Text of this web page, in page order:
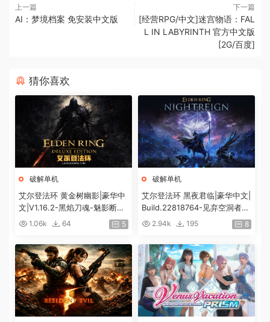
上一篇
AI：梦境档案 免安装中文版
下一篇
[经营RPG/中文]迷宫物语：FAL
L IN LABYRINTH 官方中文版
[2G/百度]
猜你喜欢
破解单机
艾尔登法环 黄金树幽影|豪华中
文|V1.16.2-黑焰刀魂-魅影断弦
+预购特典+全DLC+修改器|解
1.06k 64 5
破解单机
艾尔登法环 黑夜君临|豪华中文|
Build.22818764-见弃空洞者DL
C+预购特典+全DLC+修改器|解
2.94k 195 8